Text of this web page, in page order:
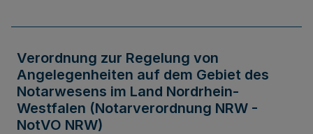
Verordnung zur Regelung von
Angelegenheiten auf dem Gebiet des
Notarwesens im Land Nordrhein-
Westfalen (Notarverordnung NRW -
NotVO NRW)